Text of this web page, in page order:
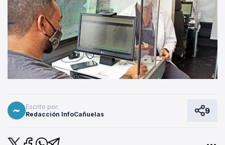
Escrito por:
Redacción InfoCañuelas
9